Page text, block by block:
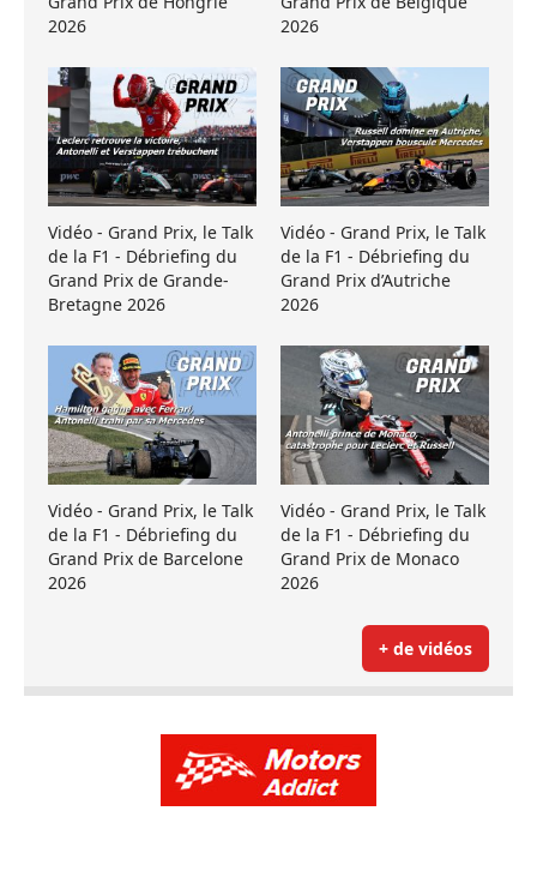
2026
2026
Vidéo - Grand Prix, le Talk
de la F1 - Débriefing du
Grand Prix de Grande-
Bretagne 2026
Vidéo - Grand Prix, le Talk
de la F1 - Débriefing du
Grand Prix d’Autriche
2026
Vidéo - Grand Prix, le Talk
de la F1 - Débriefing du
Grand Prix de Barcelone
2026
Vidéo - Grand Prix, le Talk
de la F1 - Débriefing du
Grand Prix de Monaco
2026
+ de vidéos